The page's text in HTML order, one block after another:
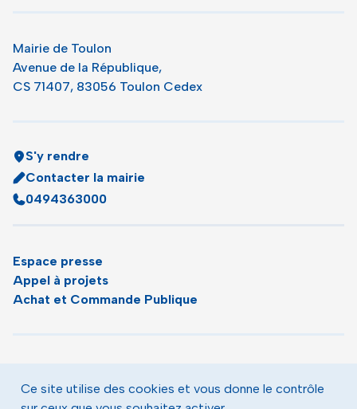
Mairie de Toulon
Avenue de la République,
CS 71407, 83056 Toulon Cedex
S'y rendre
Contacter la mairie
0494363000
Espace presse
Appel à projets
Achat et Commande Publique
Agenda
Le magazine municipal de Toulon
Ce site utilise des cookies et vous donne le contrôle